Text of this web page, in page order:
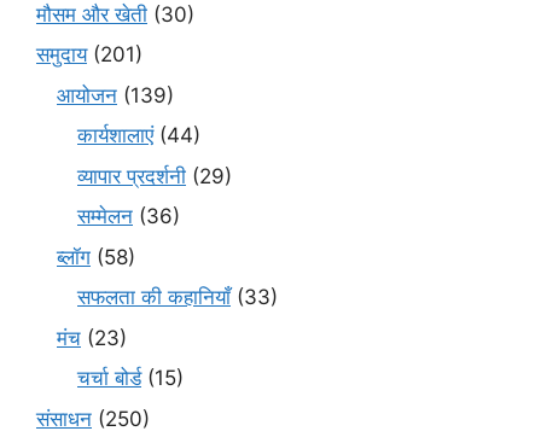
मौसम और खेती (30)
समुदाय(201)
आयोजन (139)
कार्यशालाएं(44)
व्यापार प्रदर्शनी (29)
सम्मेलन (36)
ब्लॉग (58)
सफलता की कहानियाँ(33)
मंच (23)
चर्चा बोर्ड(15)
संसाधन (250)